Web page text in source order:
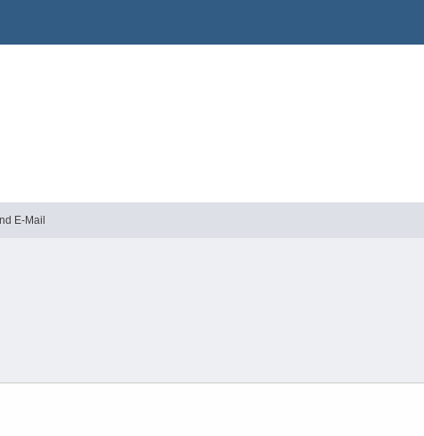
E-Mail